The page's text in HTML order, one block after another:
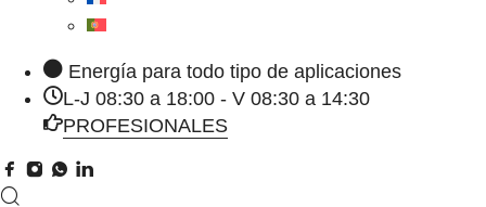
Energía para todo tipo de aplicaciones
L-J 08:30 a 18:00 - V 08:30 a 14:30
PROFESIONALES